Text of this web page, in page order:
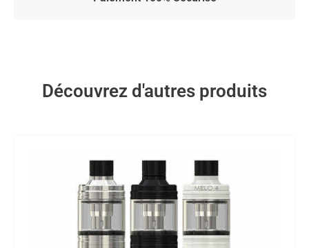
Découvrez d'autres produits